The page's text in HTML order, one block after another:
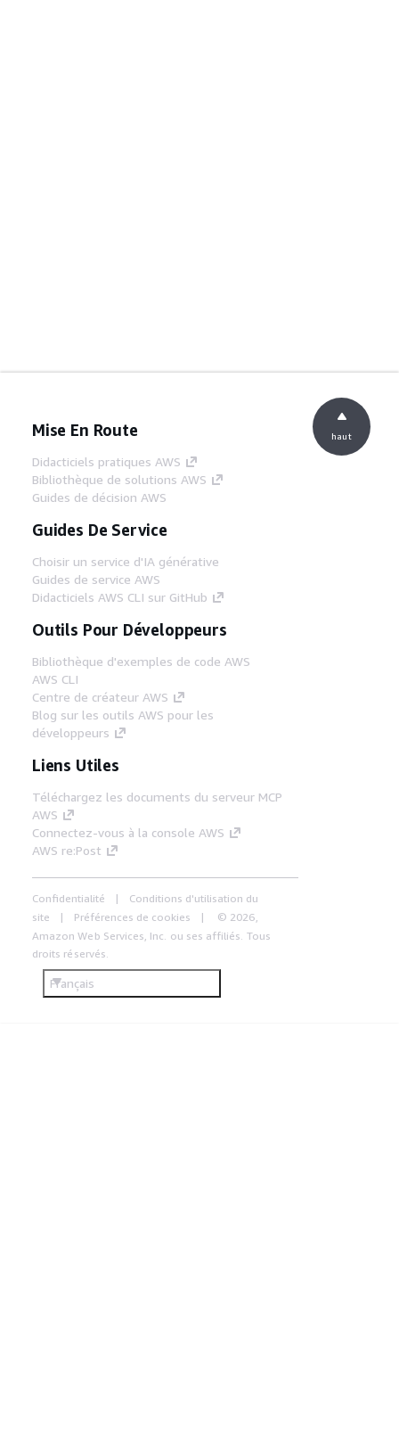
Mise En Route
Didacticiels pratiques AWS
Bibliothèque de solutions AWS
Guides de décision AWS
Guides De Service
Choisir un service d'IA générative
Guides de service AWS
Didacticiels AWS CLI sur GitHub
Outils Pour Développeurs
Bibliothèque d'exemples de code AWS
AWS CLI
Centre de créateur AWS
Blog sur les outils AWS pour les
développeurs
Liens Utiles
Téléchargez les documents du serveur MCP
AWS
Connectez-vous à la console AWS
AWS re:Post
Confidentialité
Conditions d'utilisation du
site
Préférences de cookies
© 2026,
Amazon Web Services, Inc. ou ses affiliés. Tous
droits réservés.
Français
haut